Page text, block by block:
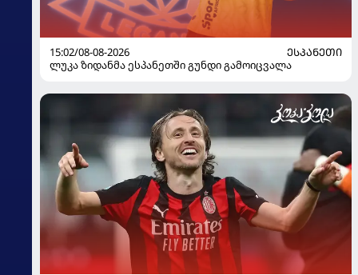
15:02/08-08-2026
ᲔᲡᲞᲐᲜᲔᲗᲘ
ლუკა ზიდანმა ესპანეთში გუნდი გამოიცვალა